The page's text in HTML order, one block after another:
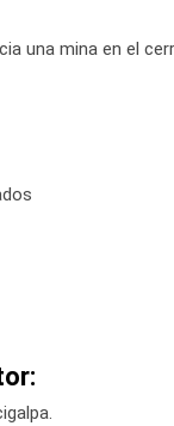
una mina en el